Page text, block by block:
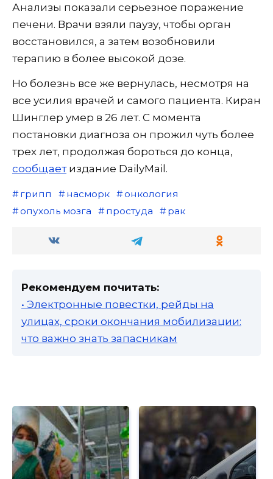
Анализы показали серьезное поражение
печени. Врачи взяли паузу, чтобы орган
восстановился, а затем возобновили
терапию в более высокой дозе.
Но болезнь все же вернулась, несмотря на
все усилия врачей и самого пациента. Киран
Шинглер умер в 26 лет. С момента
постановки диагноза он прожил чуть более
трех лет, продолжая бороться до конца,
сообщаетиздание DailyMail.
грипп насморк
онкология
опухоль мозга
простуда рак
Рекомендуем почитать:
• Электронные повестки, рейды на
улицах, сроки окончания мобилизации:
что важно знать запасникам